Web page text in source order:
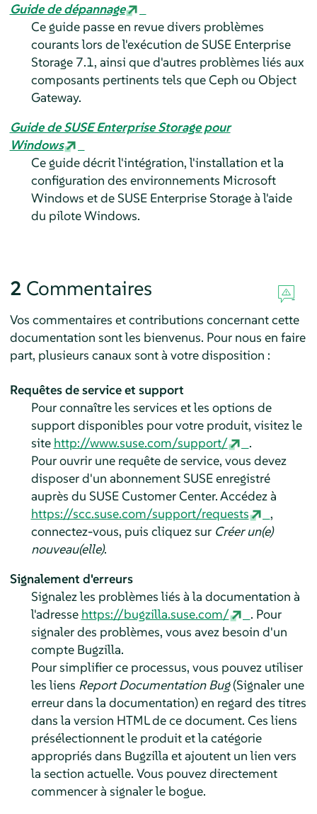
Guide de dépannage
Ce guide passe en revue divers problèmes
courants lors de l'exécution de SUSE Enterprise
Storage 7.1, ainsi que d'autres problèmes liés aux
composants pertinents tels que Ceph ou Object
Gateway.
Guide de SUSE Enterprise Storage pour
Windows
Ce guide décrit l'intégration, l'installation et la
configuration des environnements Microsoft
Windows et de SUSE Enterprise Storage à l'aide
du pilote Windows.
2 Commentaires
Vos commentaires et contributions concernant cette
documentation sont les bienvenus. Pour nous en faire
part, plusieurs canaux sont à votre disposition :
Requêtes de service et support
Pour connaître les services et les options de
support disponibles pour votre produit, visitez le
site http://www.suse.com/support/
.
Pour ouvrir une requête de service, vous devez
disposer d'un abonnement SUSE enregistré
auprès du SUSE Customer Center. Accédez à
https://scc.suse.com/support/requests
,
connectez-vous, puis cliquez sur Créer un(e)
nouveau(elle).
Signalement d'erreurs
Signalez les problèmes liés à la documentation à
l'adresse https://bugzilla.suse.com/
. Pour
signaler des problèmes, vous avez besoin d'un
compte Bugzilla.
Pour simplifier ce processus, vous pouvez utiliser
les liens Report Documentation Bug(Signaler une
erreur dans la documentation) en regard des titres
dans la version HTML de ce document. Ces liens
présélectionnent le produit et la catégorie
appropriés dans Bugzilla et ajoutent un lien vers
la section actuelle. Vous pouvez directement
commencer à signaler le bogue.